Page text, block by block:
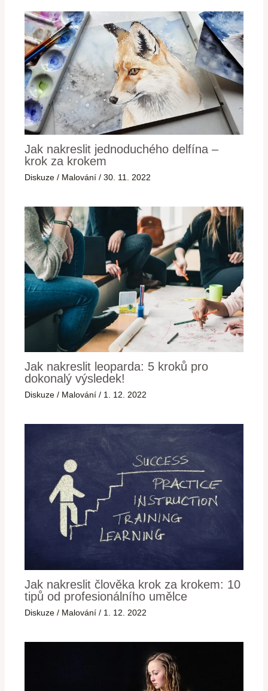
Jak nakreslit jednoduchého delfína –
krok za krokem
Diskuze / Malování /30. 11. 2022
Jak nakreslit leoparda: 5 kroků pro
dokonalý výsledek!
Diskuze / Malování / 1. 12. 2022
Jak nakreslit člověka krok za krokem: 10
tipů od profesionálního umělce
Diskuze / Malování / 1. 12. 2022